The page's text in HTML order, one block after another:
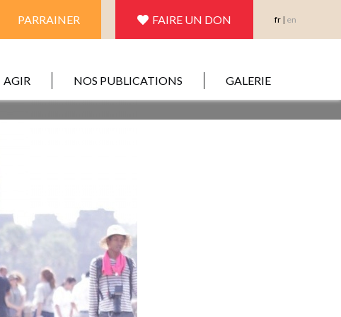
PARRAINER FAIRE UN DON fr | en
AGIR NOS PUBLICATIONS GALERIE